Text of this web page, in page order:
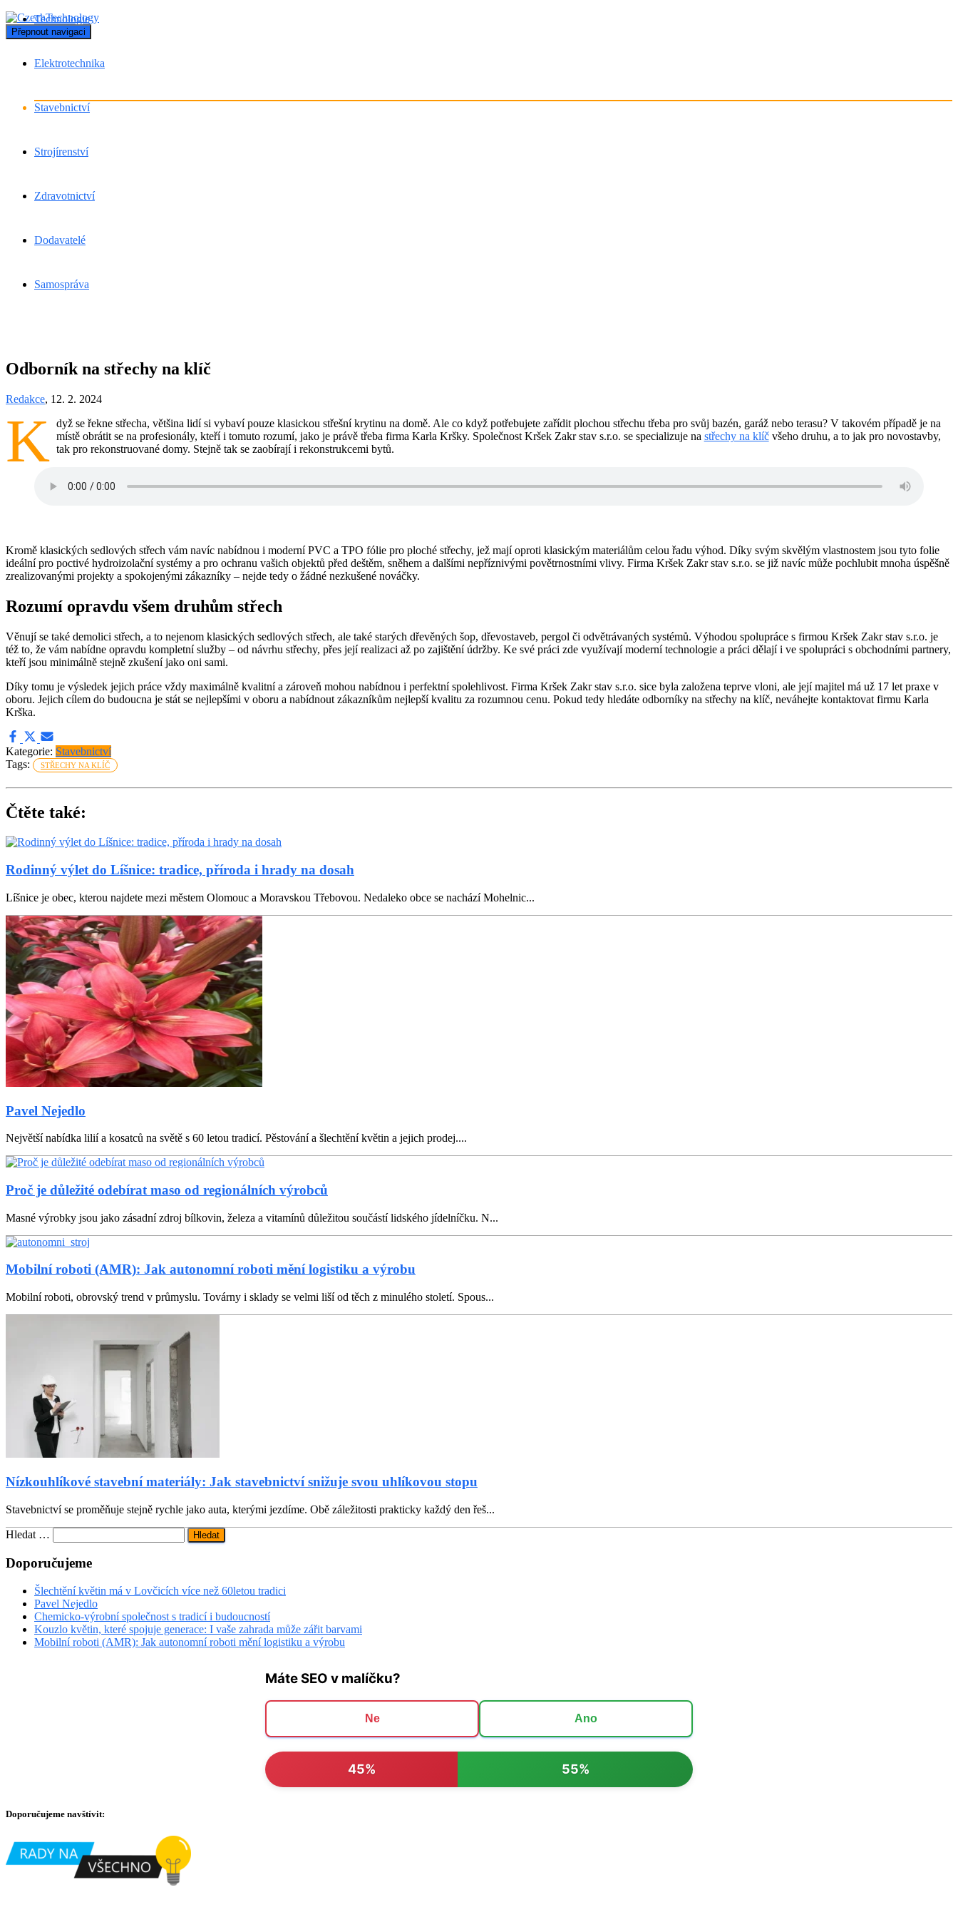
Přepnout navigaci
Technologie
Elektrotechnika
Stavebnictví
Strojírenství
Zdravotnictví
Dodavatelé
Samospráva
Odborník na střechy na klíč
Redakce, 12. 2. 2024
K dyž se řekne střecha, většina lidí si vybaví pouze klasickou střešní krytinu na domě. Ale co když potřebujete zařídit plochou střechu třeba pro svůj bazén, garáž nebo terasu? V takovém případě je na
místě obrátit se na profesionály, kteří i tomuto rozumí, jako je právě třeba firma Karla Kršky. Společnost Kršek Zakr stav s.r.o. se specializuje na střechy na klíč všeho druhu, a to jak pro novostavby,
tak pro rekonstruované domy. Stejně tak se zaobírají i rekonstrukcemi bytů.
Kromě klasických sedlových střech vám navíc nabídnou i moderní PVC a TPO fólie pro ploché střechy, jež mají oproti klasickým materiálům celou řadu výhod. Díky svým skvělým vlastnostem jsou tyto folie
ideální pro poctivé hydroizolační systémy a pro ochranu vašich objektů před deštěm, sněhem a dalšími nepříznivými povětrnostními vlivy. Firma Kršek Zakr stav s.r.o. se již navíc může pochlubit mnoha úspěšně
zrealizovanými projekty a spokojenými zákazníky – nejde tedy o žádné nezkušené nováčky.
Rozumí opravdu všem druhům střech
Věnují se také demolici střech, a to nejenom klasických sedlových střech, ale také starých dřevěných šop, dřevostaveb, pergol či odvětrávaných systémů. Výhodou spolupráce s firmou Kršek Zakr stav s.r.o. je
též to, že vám nabídne opravdu kompletní služby – od návrhu střechy, přes její realizaci až po zajištění údržby. Ke své práci zde využívají moderní technologie a práci dělají i ve spolupráci s obchodními partnery,
kteří jsou minimálně stejně zkušení jako oni sami.
Díky tomu je výsledek jejich práce vždy maximálně kvalitní a zároveň mohou nabídnou i perfektní spolehlivost. Firma Kršek Zakr stav s.r.o. sice byla založena teprve vloni, ale její majitel má už 17 let praxe v
oboru. Jejich cílem do budoucna je stát se nejlepšími v oboru a nabídnout zákazníkům nejlepší kvalitu za rozumnou cenu. Pokud tedy hledáte odborníky na střechy na klíč, neváhejte kontaktovat firmu Karla
Krška.
Kategorie: Stavebnictví
Tags:
STŘECHY NA KLÍČ
Čtěte také:
Rodinný výlet do Líšnice: tradice, příroda i hrady na dosah
Líšnice je obec, kterou najdete mezi městem Olomouc a Moravskou Třebovou. Nedaleko obce se nachází Mohelnic...
Pavel Nejedlo
Největší nabídka lilií a kosatců na světě s 60 letou tradicí. Pěstování a šlechtění květin a jejich prodej....
Proč je důležité odebírat maso od regionálních výrobců
Masné výrobky jsou jako zásadní zdroj bílkovin, železa a vitamínů důležitou součástí lidského jídelníčku. N...
Mobilní roboti (AMR): Jak autonomní roboti mění logistiku a výrobu
Mobilní roboti, obrovský trend v průmyslu. Továrny i sklady se velmi liší od těch z minulého století. Spous...
Nízkouhlíkové stavební materiály: Jak stavebnictví snižuje svou uhlíkovou stopu
Stavebnictví se proměňuje stejně rychle jako auta, kterými jezdíme. Obě záležitosti prakticky každý den řeš...
Vyhledávání
Hledat …
Doporučujeme
Šlechtění květin má v Lovčicích více než 60letou tradici
Pavel Nejedlo
Chemicko-výrobní společnost s tradicí i budoucností
Kouzlo květin, které spojuje generace: I vaše zahrada může zářit barvami
Mobilní roboti (AMR): Jak autonomní roboti mění logistiku a výrobu
Máte SEO v malíčku?
Ne Ano
45% 55%
Doporučujeme navštívit: